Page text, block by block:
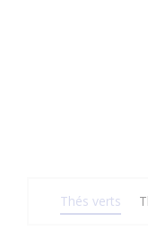
Thés verts